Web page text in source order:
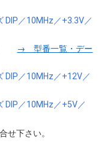
DIP／10MHz／+3.3V／
例 → 型番一覧・デー
DIP／10MHz／+12V／
DIP／10MHz／+5V／
せ下さい。